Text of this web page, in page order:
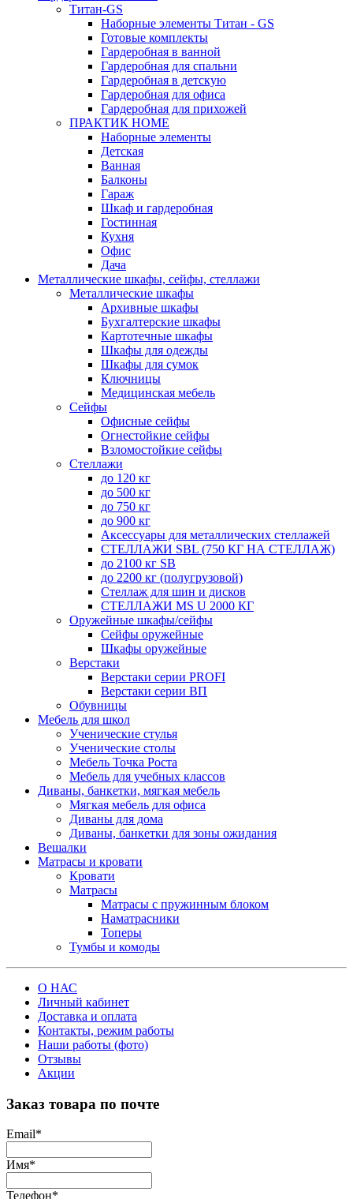
Титан-GS
Наборные элементы Титан - GS
Готовые комплекты
Гардеробная в ванной
Гардеробная для спальни
Гардеробная в детскую
Гардеробная для офиса
Гардеробная для прихожей
ПРАКТИК HOME
Наборные элементы
Детская
Ванная
Балконы
Гараж
Шкаф и гардеробная
Гостинная
Кухня
Офис
Дача
Металлические шкафы, сейфы, стеллажи
Металлические шкафы
Архивные шкафы
Бухгалтерские шкафы
Картотечные шкафы
Шкафы для одежды
Шкафы для сумок
Ключницы
Медицинская мебель
Сейфы
Офисные сейфы
Огнестойкие сейфы
Взломостойкие сейфы
Стеллажи
до 120 кг
до 500 кг
до 750 кг
до 900 кг
Аксессуары для металлических стеллажей
СТЕЛЛАЖИ SBL (750 КГ НА СТЕЛЛАЖ)
до 2100 кг SB
до 2200 кг (полугрузовой)
Стеллаж для шин и дисков
СТЕЛЛАЖИ MS U 2000 КГ
Оружейные шкафы/сейфы
Сейфы оружейные
Шкафы оружейные
Верстаки
Верстаки серии PROFI
Верстаки серии ВП
Обувницы
Мебель для школ
Ученические стулья
Ученические столы
Мебель Точка Роста
Мебель для учебных классов
Диваны, банкетки, мягкая мебель
Мягкая мебель для офиса
Диваны для дома
Диваны, банкетки для зоны ожидания
Вешалки
Матрасы и кровати
Кровати
Матрасы
Матрасы с пружинным блоком
Наматрасники
Топеры
Тумбы и комоды
О НАС
Личный кабинет
Доставка и оплата
Контакты, режим работы
Наши работы (фото)
Отзывы
Акции
Заказ товара по почте
Email*
Имя*
Телефон*